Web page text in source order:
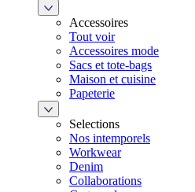
Accessoires
Tout voir
Accessoires mode
Sacs et tote-bags
Maison et cuisine
Papeterie
Selections
Nos intemporels
Workwear
Denim
Collaborations